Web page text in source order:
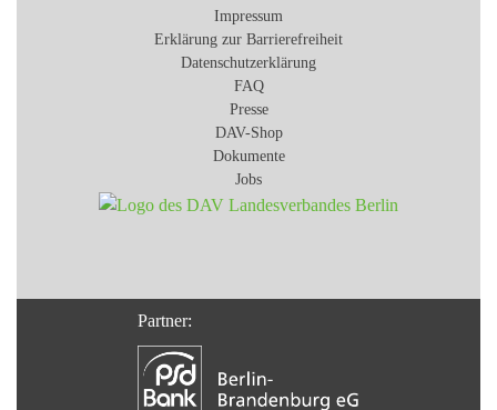
Impressum
Erklärung zur Barrierefreiheit
Datenschutzerklärung
FAQ
Presse
DAV-Shop
Dokumente
Jobs
Partner: